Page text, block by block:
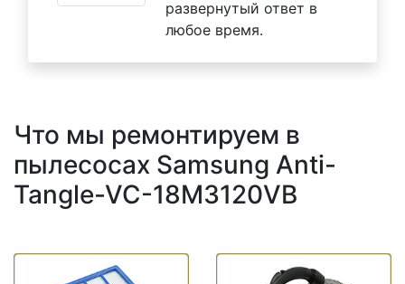
развернутый ответ в
любое время.
Что мы ремонтируем в
пылесосах Samsung Anti-
Tangle-VC-18M3120VB